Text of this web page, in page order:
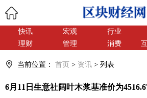
快讯 宏观 行业
理财
管理 消费
当前位置： 首页 > 资讯 > 列表
6月11日生意社阔叶木浆基准价为